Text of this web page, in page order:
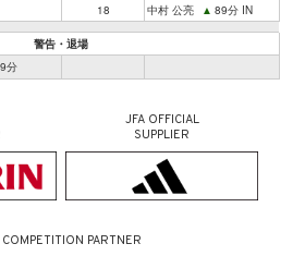
18
中村 公亮 ▲ 89分 IN
警告・退場
9分
JFA OFFICIAL
SUPPLIER
COMPETITION PARTNER